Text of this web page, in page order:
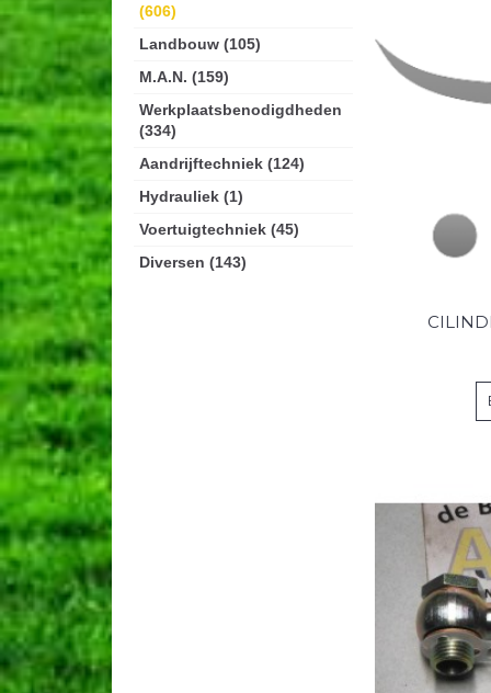
(606)
Landbouw (105)
M.A.N. (159)
Werkplaatsbenodigdheden
(334)
Aandrijftechniek (124)
Hydrauliek (1)
Voertuigtechniek (45)
Diversen (143)